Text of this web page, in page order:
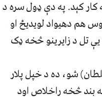
کېد. په دې ډول سره د
هم دهیواد لویدیځ او
تل د زایرینو څخه ډک
شو، ده د خپل پلار
کال په درناوی سره له بند څخه راخلاص اود